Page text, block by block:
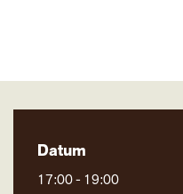
Datum
17:00 - 19:00